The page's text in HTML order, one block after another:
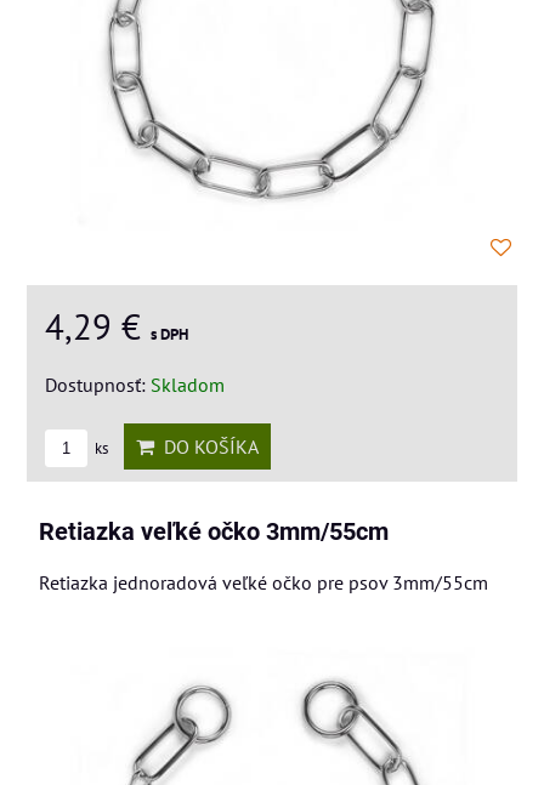
4,29 € s DPH
Dostupnosť: Skladom
ks DO KOŠÍKA
Retiazka veľké očko 3mm/55cm
Retiazka jednoradová veľké očko pre psov 3mm/55cm